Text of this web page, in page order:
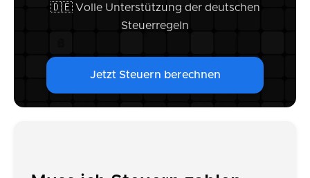
🇩🇪 Volle Unterstützung der deutschen
Steuerregeln
Jetzt Steuern berechnen